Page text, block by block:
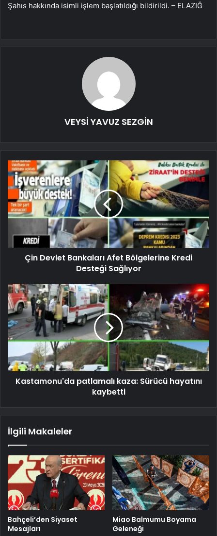
Şahıs hakkında isimli işlem başlatıldığı bildirildi. – ELAZIĞ
VEYSİ YAVUZ SEZGİN
Çin Devlet Bankaları Afet Bölgelerine Kredi
Desteği Sağlıyor
Kastamonu'da patlamalı kaza: Sürücü hayatını
kaybetti
İlgili Makaleler
Bahçeli’den Siyaset
Mesajları
Miao Balmumu Boyama
Geleneği